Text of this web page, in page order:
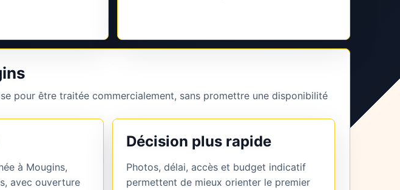
pour être traitée commercialement, sans promettre une disponibilité
à Mougins,
avec ouverture
Décision plus rapide
Photos, délai, accès et budget indicatif
permettent de mieux orienter le premier